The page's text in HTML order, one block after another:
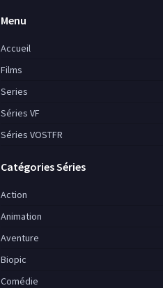
Menu
Accueil
Films
Series
Séries VF
Séries VOSTFR
Catégories Séries
Action
Animation
Aventure
Biopic
Comédie